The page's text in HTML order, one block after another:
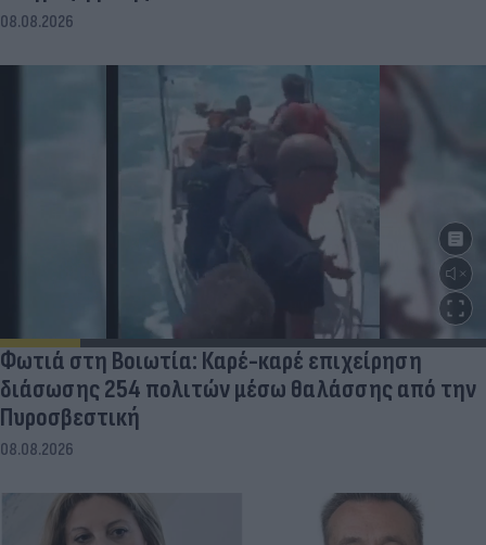
08.08.2026
Φωτιά στη Βοιωτία: Καρέ-καρέ επιχείρηση
διάσωσης 254 πολιτών μέσω θαλάσσης από την
Πυροσβεστική
08.08.2026